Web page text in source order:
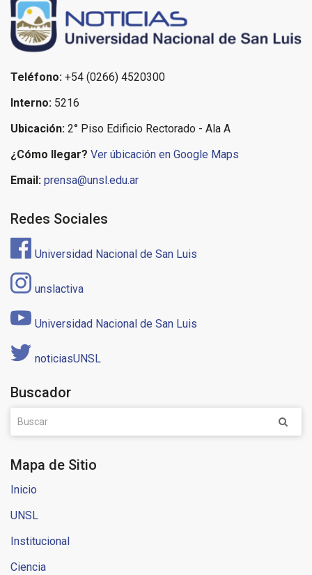
Teléfono: +54 (0266) 4520300
Interno: 5216
Ubicación: 2° Piso Edificio Rectorado - Ala A
¿Cómo llegar? Ver úbicación en Google Maps
Email: prensa@unsl.edu.ar
Redes Sociales
Universidad Nacional de San Luis
unslactiva
Universidad Nacional de San Luis
noticiasUNSL
Buscador
Mapa de Sitio
Inicio
UNSL
Institucional
Ciencia